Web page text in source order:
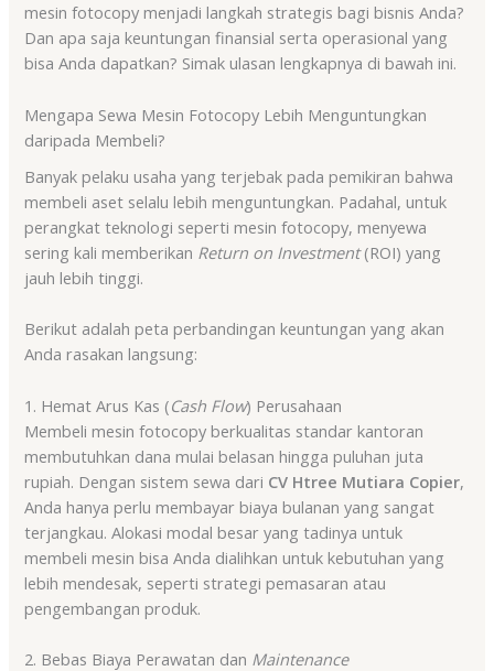
mesin fotocopy menjadi langkah strategis bagi bisnis Anda?
Dan apa saja keuntungan finansial serta operasional yang
bisa Anda dapatkan? Simak ulasan lengkapnya di bawah ini.
Mengapa Sewa Mesin Fotocopy Lebih Menguntungkan
daripada Membeli?
Banyak pelaku usaha yang terjebak pada pemikiran bahwa
membeli aset selalu lebih menguntungkan. Padahal, untuk
perangkat teknologi seperti mesin fotocopy, menyewa
sering kali memberikan Return on Investment(ROI) yang
jauh lebih tinggi.
Berikut adalah peta perbandingan keuntungan yang akan
Anda rasakan langsung:
1. Hemat Arus Kas (Cash Flow) Perusahaan
Membeli mesin fotocopy berkualitas standar kantoran
membutuhkan dana mulai belasan hingga puluhan juta
rupiah. Dengan sistem sewa dari CV Htree Mutiara Copier,
Anda hanya perlu membayar biaya bulanan yang sangat
terjangkau. Alokasi modal besar yang tadinya untuk
membeli mesin bisa Anda dialihkan untuk kebutuhan yang
lebih mendesak, seperti strategi pemasaran atau
pengembangan produk.
2. Bebas Biaya Perawatan dan Maintenance